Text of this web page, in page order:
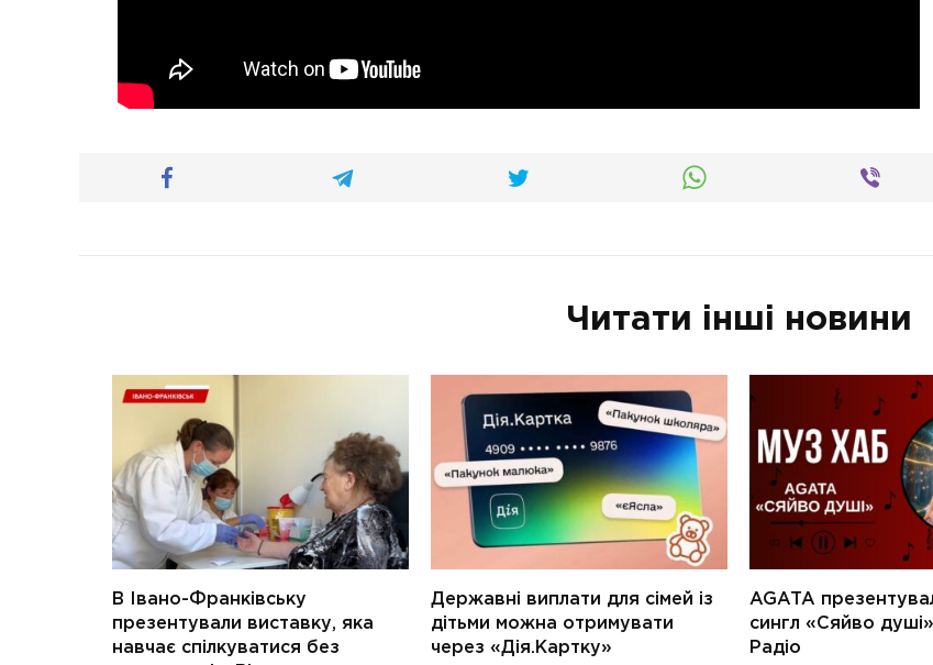
Читати інші новини
В Івано-Франківську
презентували виставку, яка
навчає спілкуватися без
Державні виплати для сімей із
дітьми можна отримувати
через «Дія.Картку»
AGATA
сингл «Сяйво
Радіо